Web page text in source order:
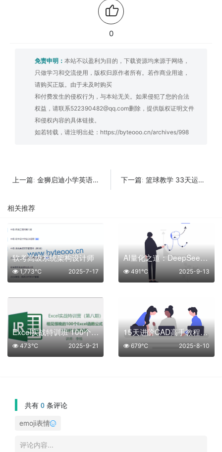
0
免责申明： 本站不以盈利为目的，下载资源均来源于网络，
只做学习和交流使用，版权归原作者所有。若作商业用途，
请购买正版。由于未及时购买
和付费发生的侵权行为，与本站无关。如果侵犯了您的合法
权益，请联系522390482@qq.com删除，提供版权证明文件
和侵权内容的具体链接。
如若转载，请注明出处： https://byteooo.cn/archives/998
上一篇: 金狮启迪小学英语56节 下一篇: 篮球教学 33天运球强化课程
相关推荐
软考高级系统架构设计师
2025-7-17
1,773℃
AI量化之道：DeepSeek+Python让量化交易插上翅膀
2025-9-13
491℃
Excel实战特训班 100个Excel函数公式
2025-9-21
473℃
15天进阶CAD高手教程+课程网课 （126节课）
2025-8-10
679℃
共有 0 条评论
emoji表情